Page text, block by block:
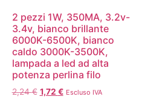
2 pezzi 1W, 350MA, 3.2v-
3.4v, bianco brillante
6000K-6500K, bianco
caldo 3000K-3500K,
lampada a led ad alta
potenza perlina filo
2,24€ 1,72 € Escluso IVA